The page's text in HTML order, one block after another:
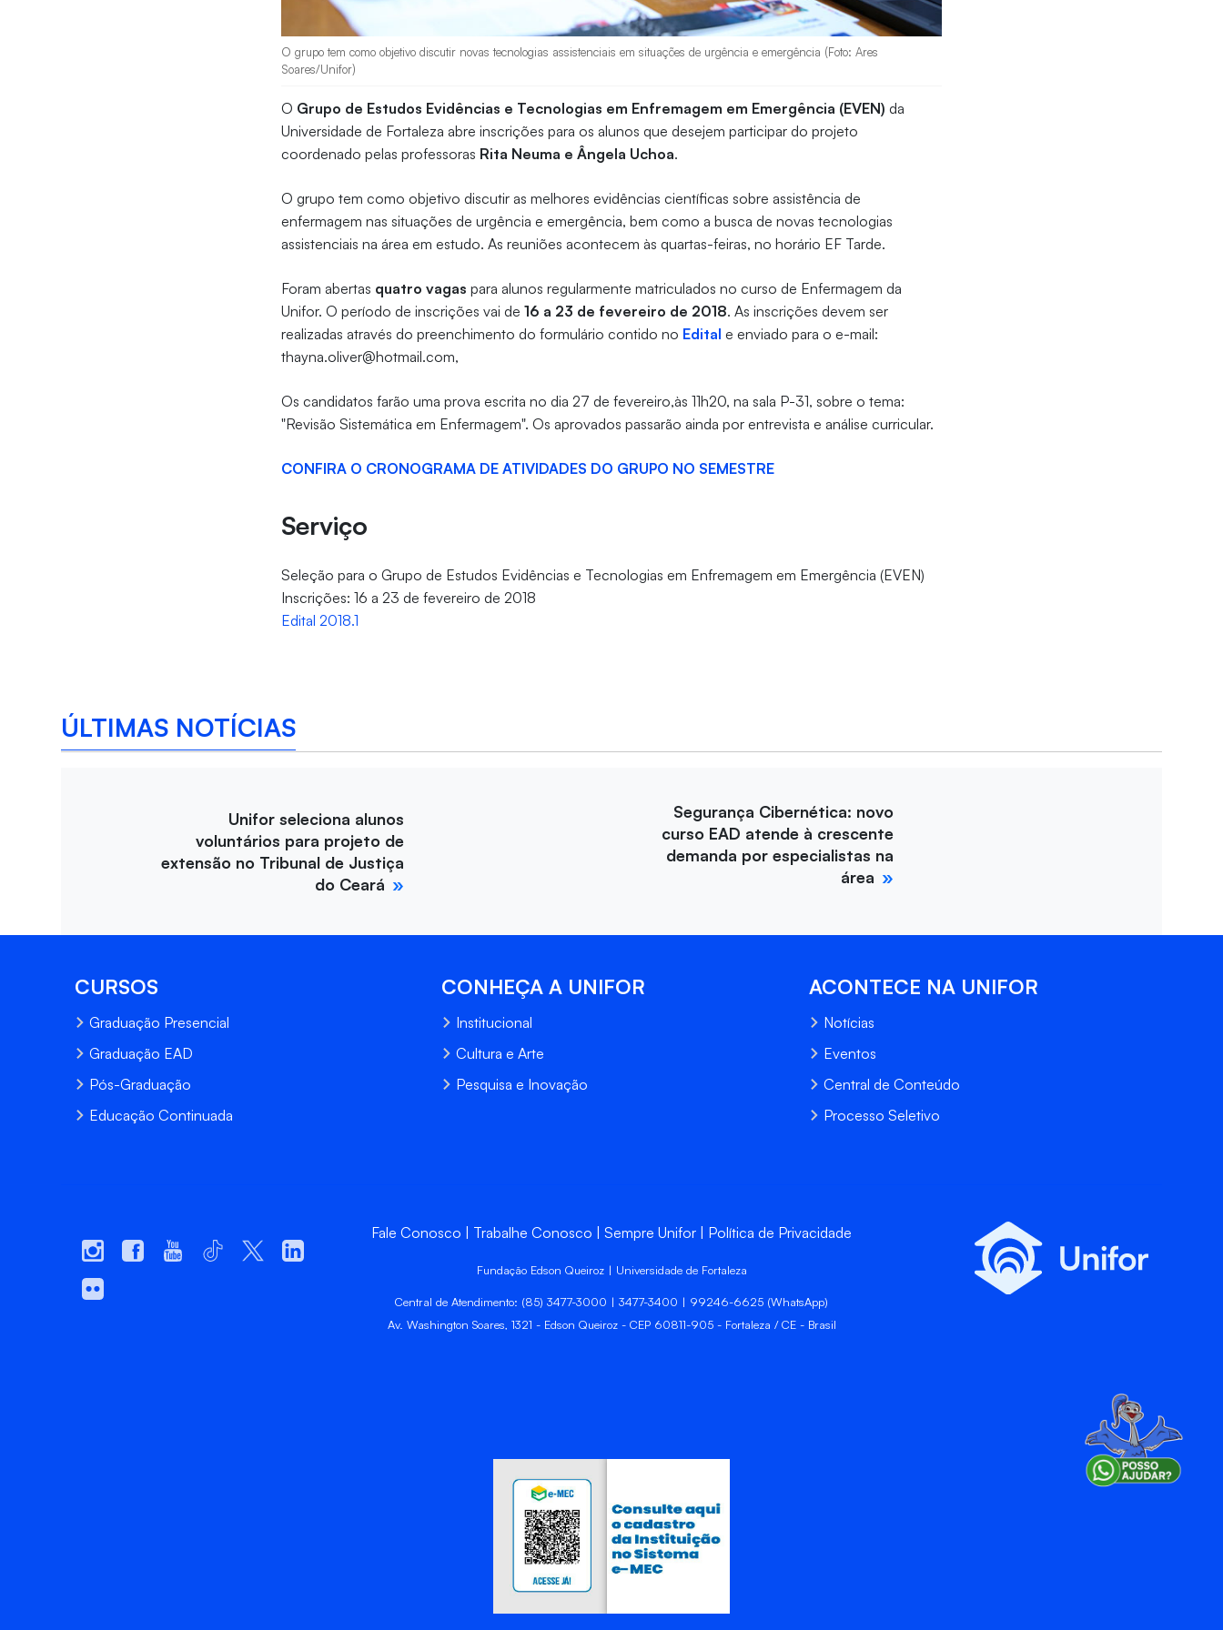
O grupo tem como objetivo discutir novas tecnologias assistenciais em situações de urgência e emergência (Foto: Ares
Soares/Unifor)
O Grupo de Estudos Evidências e Tecnologias em Enfremagem em Emergência (EVEN) da
Universidade de Fortaleza abre inscrições para os alunos que desejem participar do projeto
coordenado pelas professoras Rita Neuma e Ângela Uchoa.
O grupo tem como objetivo discutir as melhores evidências científicas sobre assistência de
enfermagem nas situações de urgência e emergência, bem como a busca de novas tecnologias
assistenciais na área em estudo. As reuniões acontecem às quartas-feiras, no horário EF Tarde.
Foram abertas quatro vagas para alunos regularmente matriculados no curso de Enfermagem da
Unifor. O período de inscrições vai de16 a 23 de fevereiro de 2018. As inscrições devem ser
realizadas através do preenchimento do formulário contido no Edital e enviado para o e-mail:
thayna.oliver@hotmail.com,
Os candidatos farão uma prova escrita no dia 27 de fevereiro,às 11h20, na sala P-31, sobre o tema:
"Revisão Sistemática em Enfermagem". Os aprovados passarão ainda por entrevista e análise curricular.
CONFIRA O CRONOGRAMA DE ATIVIDADES DO GRUPO NO SEMESTRE
Serviço
Seleção para o Grupo de Estudos Evidências e Tecnologias em Enfremagem em Emergência (EVEN)
Inscrições: 16 a 23 de fevereiro de 2018
Edital 2018.1
ÚLTIMAS NOTÍCIAS
Unifor seleciona alunos
voluntários para projeto de
extensão no Tribunal de Justiça
do Ceará
Segurança Cibernética: novo
curso EAD atende à crescente
demanda por especialistas na
área
CURSOS
Graduação Presencial
Graduação EAD
Pós-Graduação
Educação Continuada
CONHEÇA A UNIFOR
Institucional
Cultura e Arte
Pesquisa e Inovação
ACONTECE NA UNIFOR
Notícias
Eventos
Central de Conteúdo
Processo Seletivo
Fale Conosco Trabalhe Conosco Sempre Unifor Política de Privacidade
Fundação Edson Queiroz | Universidade de Fortaleza
Central de Atendimento: (85) 3477-3000 | 3477-3400 | 99246-6625 (WhatsApp)
Av. Washington Soares, 1321 - Edson Queiroz - CEP 60811-905 - Fortaleza / CE - Brasil